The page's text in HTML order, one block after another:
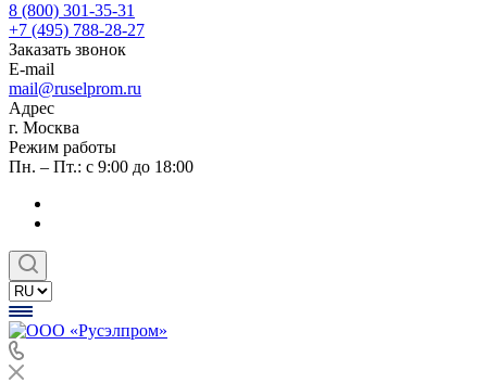
8 (800) 301-35-31
+7 (495) 788-28-27
Заказать звонок
E-mail
mail@ruselprom.ru
Адрес
г. Москва
Режим работы
Пн. – Пт.: с 9:00 до 18:00